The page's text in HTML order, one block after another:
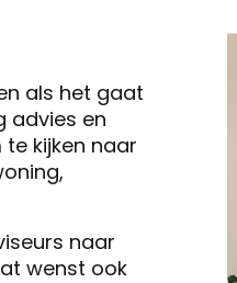
als het gaat
advies en
kijken naar
naar
wenst ook